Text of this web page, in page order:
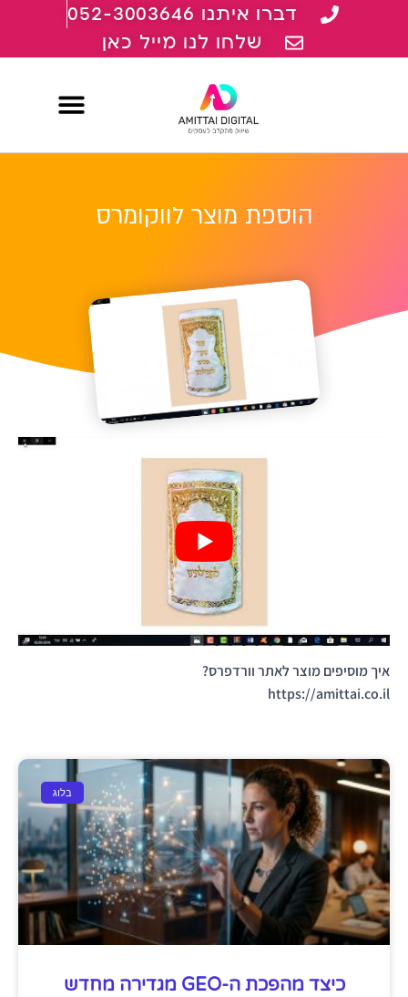
דברו איתנו 052-3003646
שלחו לנו מייל כאן
הוספת מוצר לווקומרס
איך מוסיפים מוצר לאתר וורדפרס?
https://amittai.co.il
בלוג
כיצד מהפכת ה-GEO מגדירה מחדש